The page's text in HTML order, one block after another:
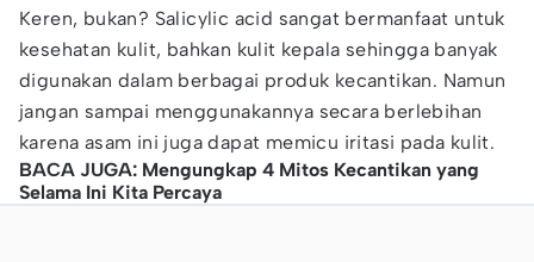
Keren, bukan? Salicylic acid sangat bermanfaat untuk
kesehatan kulit, bahkan kulit kepala sehingga banyak
digunakan dalam berbagai produk kecantikan. Namun
jangan sampai menggunakannya secara berlebihan
karena asam ini juga dapat memicu iritasi pada kulit.
BACA JUGA: Mengungkap 4 Mitos Kecantikan yang
Selama Ini Kita Percaya